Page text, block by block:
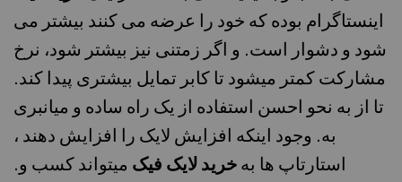
اینستاگرام بوده که خود را عرضه می کنند بیشتر می
شود و دشوار است. و اگر زمتنی نیز بیشتر شود، نرخ
مشارکت کمتر میشود تا کابر تمایل بیشتری پیدا کند.
تا از به نحو احسن استفاده از یک راه ساده و میانبری
به. وجود اینکه افزایش لایک را افزایش دهند ،
استارتاپ ها به خرید لایک فیک میتواند کسب و.